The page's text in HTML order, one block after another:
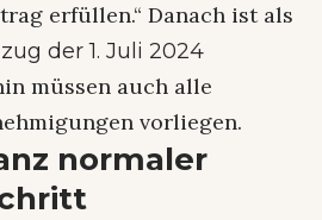
erfüllen.“ Danach ist als
der 1. Juli 2024
müssen auch alle
vorliegen.
normaler